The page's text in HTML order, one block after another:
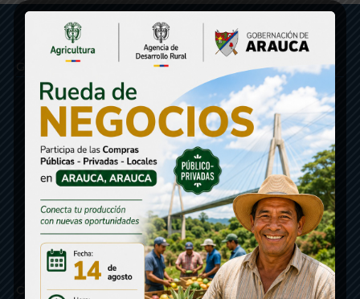
Gobernación de Arauca
Contáctenos